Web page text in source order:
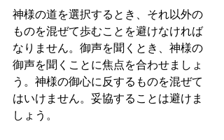
神様の道を選択するとき、それ以外の
ものを混ぜて歩むことを避けなければ
なりません。御声を聞くとき、神様の
御声を聞くことに焦点を合わせましょ
う。神様の御心に反するものを混ぜて
はいけません。妥協することは避けま
しょう。